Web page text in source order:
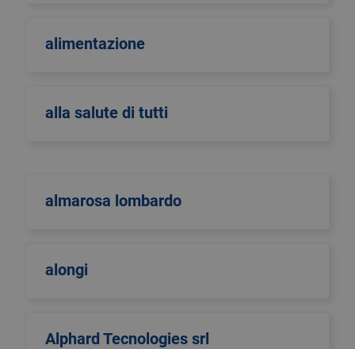
alimentazione
alla salute di tutti
almarosa lombardo
alongi
Alphard Tecnologies srl